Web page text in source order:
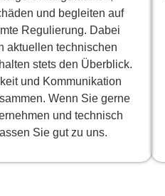
und begleiten auf
Regulierung. Dabei
aktuellen technischen
stets den Überblick.
und Kommunikation
Wenn Sie gerne
und technisch
Sie gut zu uns.